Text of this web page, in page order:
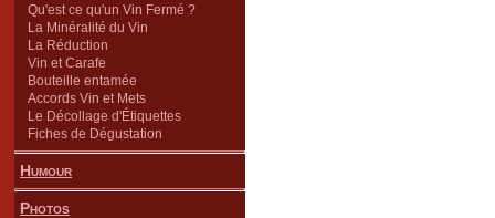
Qu'est ce qu'un Vin Fermé ?
La Minéralité du Vin
La Réduction
Vin et Carafe
Bouteille entamée
Accords Vin et Mets
Le Décollage d'Étiquettes
Fiches de Dégustation
Humour
Photos